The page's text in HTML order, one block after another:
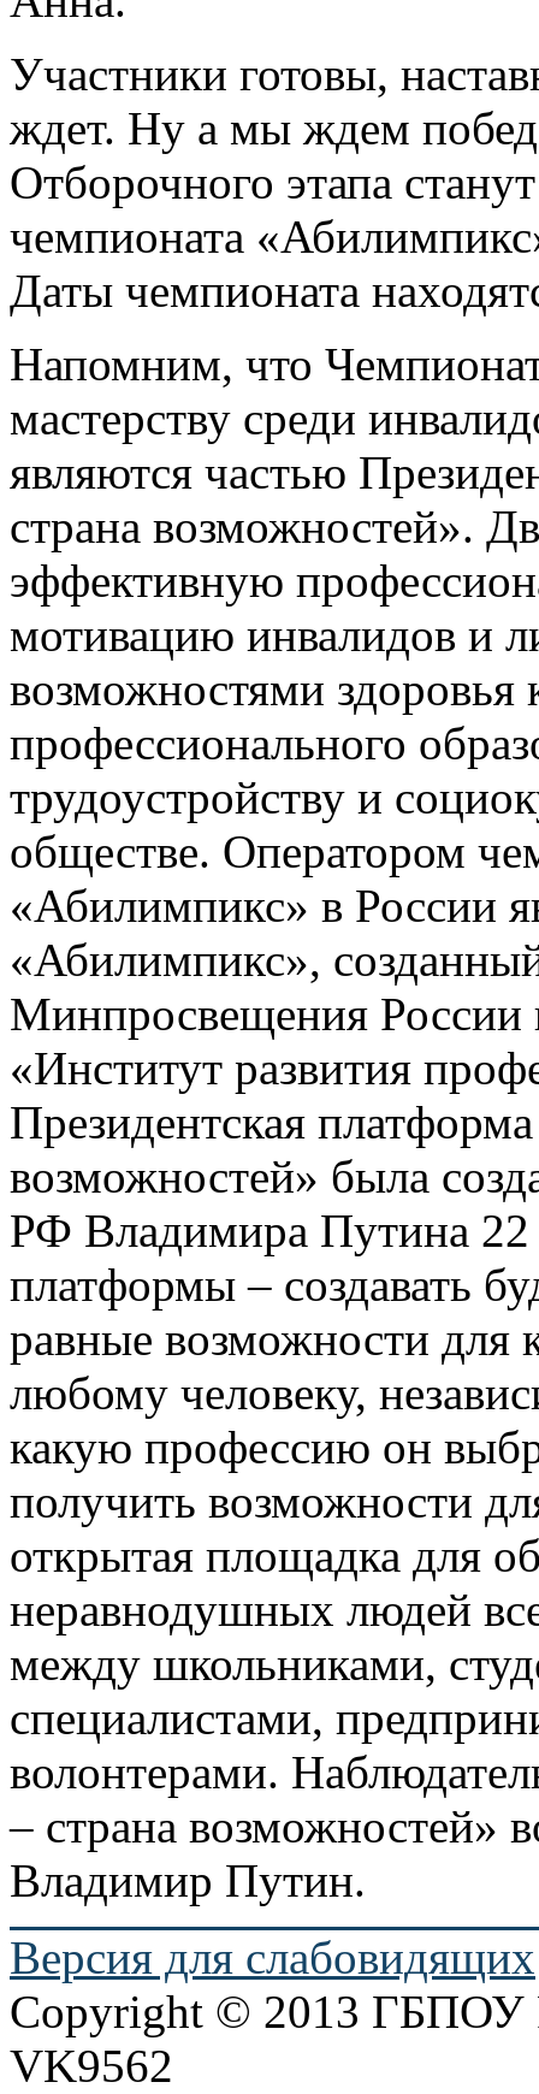
Участники готовы,
ждет. Ну а мы ждем
Отборочного этапа
чемпионата
Даты чемпионата
Напомним, что
мастерству среди
являются частью
страна возможностей».
эффективную
мотивацию инвалидов и
возможностями
профессионального
трудоустройству и
обществе. Оператором
«Абилимпикс» в России
«Абилимпикс»,
Минпросвещения
«Институт развития
Президентская
возможностей» была
РФ Владимира Путина 22
платформы – создавать
равные возможности для
любому человеку,
какую профессию он
получить возможности
открытая площадка для
неравнодушных людей
между школьниками,
специалистами,
волонтерами.
– страна возможностей»
Владимир Путин.
Версия для слабовидящих
Copyright © 2013
VK9562